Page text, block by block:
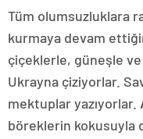
Tüm olumsuzluklara
kurmaya devam
çiçeklerle, güneşle
Ukrayna çiziyorlar.
mektuplar
böreklerin kokusuyla